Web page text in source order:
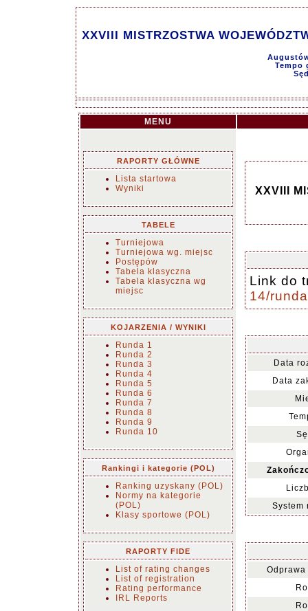
XXVIII MISTRZOSTWA
Tempo
MENU
RAPORTY GŁÓWNE
Lista startowa
Wyniki
TABELE
Turniejowa
Turniejowa wg. miejsc
Postępów
Tabela klasyczna
Tabela klasyczna wg
miejsc
KOJARZENIA / WYNIKI
Runda 1
Runda 2
Runda 3
Runda 4
Runda 5
Runda 6
Runda 7
Runda 8
Runda 9
Runda 10
Rankingi i kategorie (POL)
Ranking uzyskany (POL)
Normy na kategorie
(POL)
Klasy sportowe (POL)
RAPORTY FIDE
List of rating changes
List of registration
Rating performance
IRL Reports
XXVIII
Link do
14/
Data
Data
System